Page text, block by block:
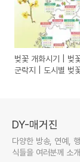
벚꽃 개화시기 | 벚
군락지 | 도시별 벚
DY-매거진
다양한 방송, 연예,
식들을 여러분께 소